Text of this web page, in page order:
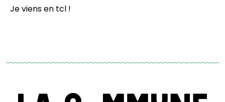
Je viens en tcl !